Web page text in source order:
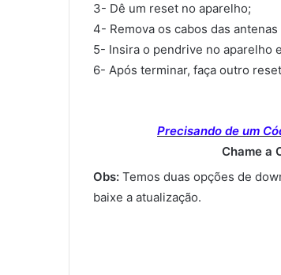
3- Dê um reset no aparelho;
4- Remova os cabos das
5- Insira o pendrive no aparelho
6- Após terminar, faça outro
Precisando de um
Chame a
Obs: Temos duas opções de
baixe a atualização.